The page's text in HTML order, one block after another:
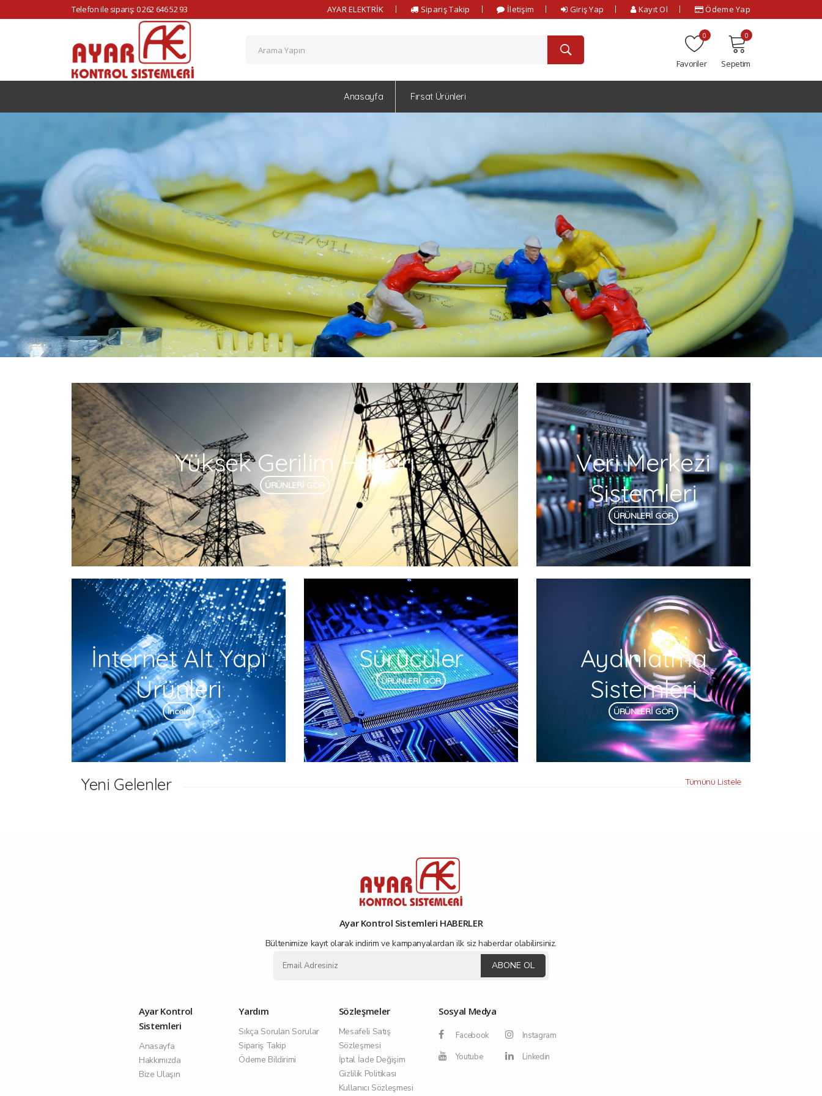
Telefon ile sipariş: 0 262 646 52 93 AYAR ELEKTRİK Sipariş Takip İletişim Giriş Yap Kayıt Ol Ödeme Yap
Favoriler
0
Sepetim
0
Anasayfa Fırsat Ürünleri
Yüksek Gerilim Hatları
ÜRÜNLERİ GÖR
Veri Merkezi
Sistemleri
ÜRÜNLERİ GÖR
İnternet Alt Yapı
Ürünleri
İncele
Sürücüler
ÜRÜNLERİ GÖR
Aydınlatma
Sistemleri
ÜRÜNLERİ GÖR
Yeni Gelenler Tümünü Listele
Ayar Kontrol Sistemleri HABERLER
Bültenimize kayıt olarak indirim ve kampanyalardan ilk siz haberdar olabilirsiniz.
ABONE OL
Ayar Kontrol
Sistemleri
Anasayfa
Hakkımızda
Bize Ulaşın
Yardım
Sıkça Sorulan Sorular
Sipariş Takip
Ödeme Bildirimi
Sözleşmeler
Mesafeli Satış
Sözleşmesi
İptal İade Değişim
Gizlilik Politikası
Kullanıcı Sözleşmesi
Sosyal Medya
Facebook
Instagram
Youtube
Linkedin